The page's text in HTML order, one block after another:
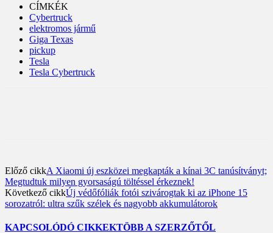
CÍMKÉK
Cybertruck
elektromos jármű
Giga Texas
pickup
Tesla
Tesla Cybertruck
Előző cikkA Xiaomi új eszközei megkapták a kínai 3C tanúsítványt;
Megtudtuk milyen gyorsaságú töltéssel érkeznek!
Következő cikkÚj védőfóliák fotói szivárogtak ki az iPhone 15
sorozatról: ultra szűk szélek és nagyobb akkumulátorok
KAPCSOLÓDÓ CIKKEKTÖBB A SZERZŐTŐL